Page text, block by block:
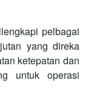
pelbagai
yang direka
ketepatan dan
untuk operasi